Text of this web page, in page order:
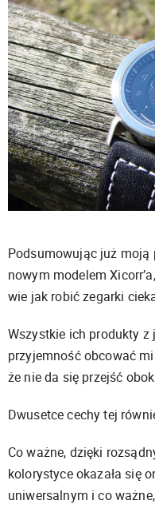
Podsumowując już moją
nowym modelem
wie jak robić zegarki
Wszystkie ich produkty z
przyjemność obcować
że nie da się przejść
Dwusetce cechy tej
Co ważne, dzięki
kolorystyce okazała się
uniwersalnym i co